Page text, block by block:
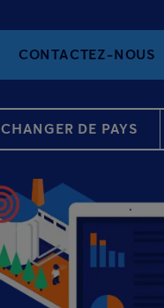
CONTACTEZ-NOUS
CHANGER DE PAYS